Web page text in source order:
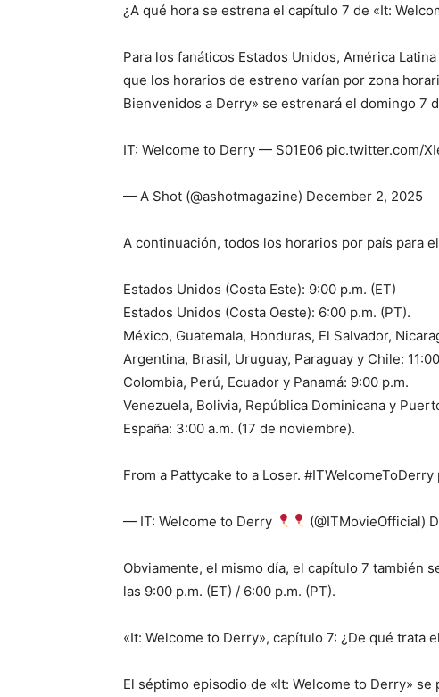
¿A qué hora se estrena el capítulo 7 de «It:
Para los fanáticos Estados Unidos, América
que los horarios de estreno varían por zona
Bienvenidos a Derry» se estrenará el domingo 7
IT: Welcome to Derry — S01E06 pic.twitter.com/
— A Shot (@ashotmagazine) December 2, 2025
A continuación, todos los horarios por país para
Estados Unidos (Costa Este): 9:00 p.m. (ET)
Estados Unidos (Costa Oeste): 6:00 p.m. (PT).
México, Guatemala, Honduras, El Salvador,
Argentina, Brasil, Uruguay, Paraguay y Chile:
Colombia, Perú, Ecuador y Panamá: 9:00 p.m.
Venezuela, Bolivia, República Dominicana y
España: 3:00 a.m. (17 de noviembre).
From a Pattycake to a Loser.
— IT: Welcome to Derry (@ITMovieOfficial)
Obviamente, el mismo día, el capítulo 7 también
las 9:00 p.m. (ET) / 6:00 p.m. (PT).
«It: Welcome to Derry», capítulo 7: ¿De qué trata
El séptimo episodio de «It: Welcome to Derry»